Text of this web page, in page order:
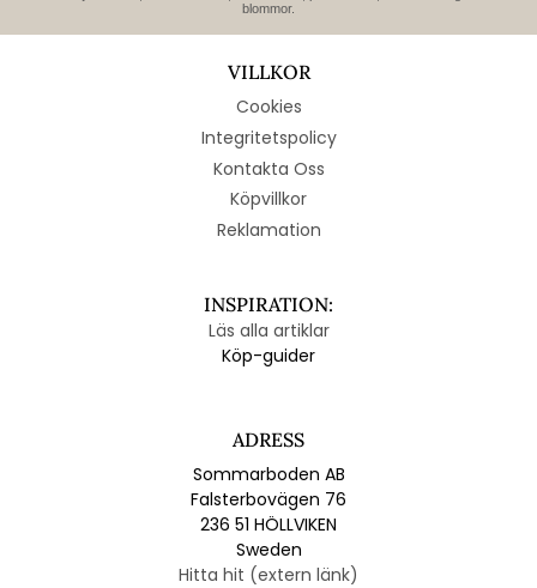
blommor.
VILLKOR
Cookies
Integritetspolicy
Kontakta Oss
Köpvillkor
Reklamation
INSPIRATION:
Läs alla artiklar
Köp-guider
ADRESS
Sommarboden AB
Falsterbovägen 76
236 51 HÖLLVIKEN
Sweden
Hitta hit (extern länk)